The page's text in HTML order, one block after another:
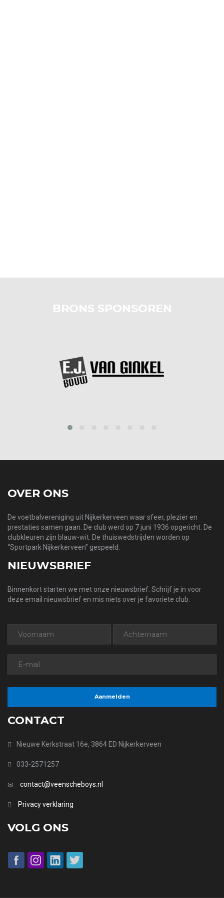
BRONS SPONSOREN
OVER ONS
De voetbalvereniging uit Nijkerkerveen waar sfeer, plezier en
prestaties samen gaan. De club werd op 7 juni 1936 opgericht. De
clubkleuren zijn blauw-wit. De thuiswedstrijden worden op
“Sportpark Nijkerkerveen” gespeeld.
NIEUWSBRIEF
Binnenkort starten we met onze nieuwsbrief. Schrijf je in voor
deze email nieuwsbrief en mis niets over je favoriete club.
CONTACT
Nieuwe Kerkstraat 16e, 3864 ED Nijkerkerveen
033-2571257
contact@veenscheboys.nl
Privacy verklaring
VOLG ONS